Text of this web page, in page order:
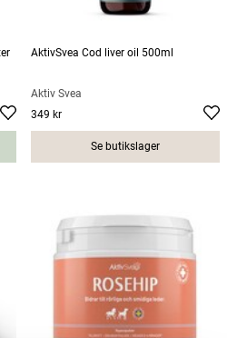
AktivSvea Cod liver oil 500ml
Aktiv Svea
Pris:
349 kr
Se butikslager